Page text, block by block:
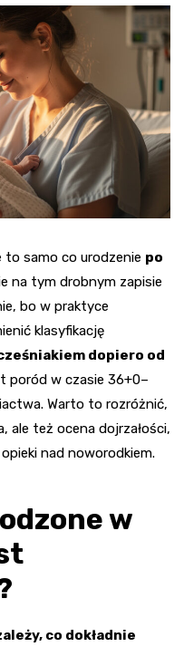
to samo co urodzenie po
na tym drobnym zapisie
bo w praktyce
klasyfikację
dopiero od
poród w czasie 36+0–
Warto to rozróżnić,
ale też ocena dojrzałości,
nad noworodkiem.
w
co dokładnie